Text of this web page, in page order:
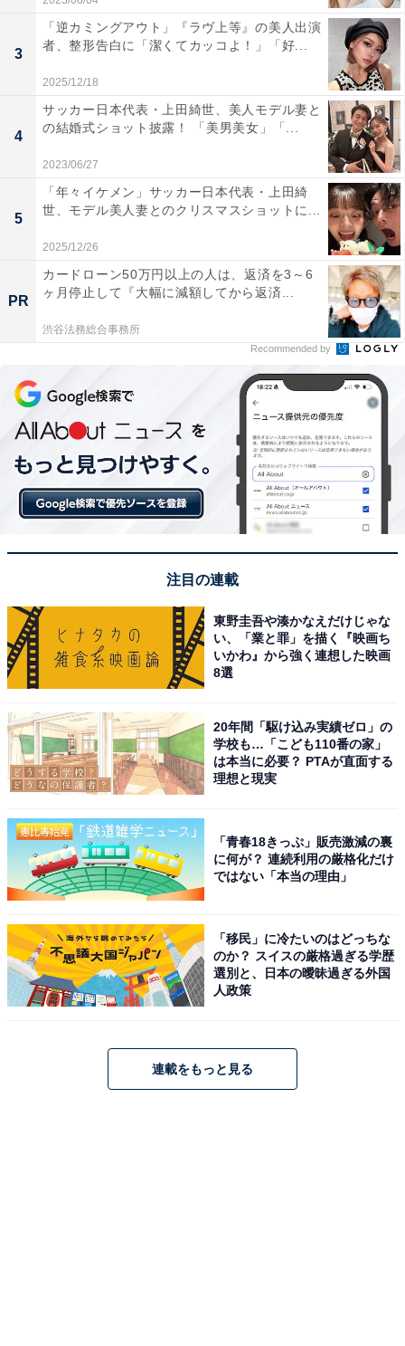
3
「逆カミングアウト」『ラヴ上等』の美人出演
者、整形告白に「潔くてカッコよ！」「好...
2025/12/18
4
サッカー日本代表・上田綺世、美人モデル妻と
の結婚式ショット披露！ 「美男美女」「...
2023/06/27
5
「年々イケメン」サッカー日本代表・上田綺
世、モデル美人妻とのクリスマスショットに...
2025/12/26
PR
カードローン50万円以上の人は、返済を3～6
ヶ月停止して『大幅に減額してから返済...
渋谷法務総合事務所
Recommended by
注目の連載
東野圭吾や湊かなえだけじゃな
い、「業と罪」を描く『映画ち
いかわ』から強く連想した映画
8選
20年間「駆け込み実績ゼロ」の
学校も…「こども110番の家」
は本当に必要？ PTAが直面する
理想と現実
「青春18きっぷ」販売激減の裏
に何が？ 連続利用の厳格化だけ
ではない「本当の理由」
「移民」に冷たいのはどっちな
のか？ スイスの厳格過ぎる学歴
選別と、日本の曖昧過ぎる外国
人政策
連載をもっと見る